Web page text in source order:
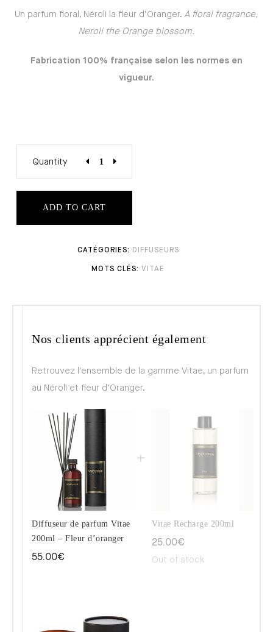
Un parfum floral, Néroli la fleur d’Oranger. A floral fragrance,
Neroli the Orange blossom.
Fabrication 100% française selon les normes en
vigueur.
Quantity
ADD TO CART
DIFFUSEURS
VITAE
Nos clients apprécient également
Retrouvez l'ensemble de la gamme Vitae, un parfum
au Néroli et fleur d’Oranger.
Diffuseur de parfum Vitae
200ml – Fleur d’oranger
55.00€
Vitae Recharge 200ml
25.00€
Out of stock